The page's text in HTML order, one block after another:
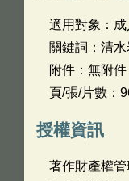
適用對象：
關鍵詞：清
附件：無附件
頁/張/片數：
授權資訊
著作財產權